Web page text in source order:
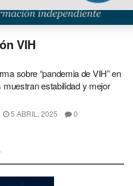
VIH
sobre “pandemia de VIH” en
estabilidad y mejor
5 ABRIL, 2025 0